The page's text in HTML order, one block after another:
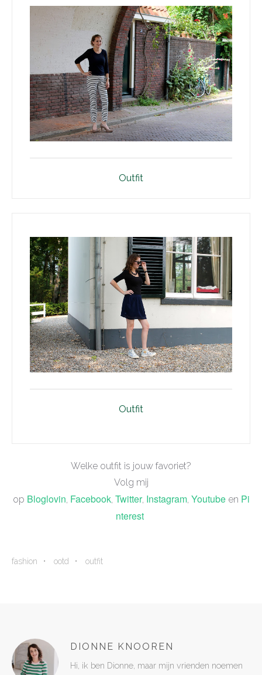
Outfit
Outfit
Welke outfit is jouw favoriet?
Volg mij
op Bloglovin, Facebook, Twitter, Instagram, Youtubeen Pi
nterest
fashion ootd outfit
DIONNE KNOOREN
Hi, ik ben Dionne, maar mijn vrienden noemen